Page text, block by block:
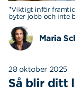
"Viktigt inför
byter jobb och inte
Maria
28 oktober 2025
Så blir ditt